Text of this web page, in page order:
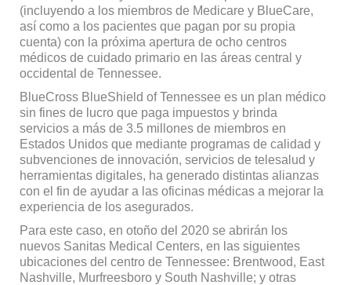
(incluyendo a los miembros de Medicare y BlueCare,
así como a los pacientes que pagan por su propia
cuenta) con la próxima apertura de ocho centros
médicos de cuidado primario en las áreas central y
occidental de Tennessee.
BlueCross BlueShield of Tennessee es un plan médico
sin fines de lucro que paga impuestos y brinda
servicios a más de 3.5 millones de miembros en
Estados Unidos que mediante programas de calidad y
subvenciones de innovación, servicios de telesalud y
herramientas digitales, ha generado distintas alianzas
con el fin de ayudar a las oficinas médicas a mejorar la
experiencia de los asegurados.
Para este caso, en otoño del 2020 se abrirán los
nuevos Sanitas Medical Centers, en las siguientes
ubicaciones del centro de Tennessee: Brentwood, East
Nashville, Murfreesboro y South Nashville; y otras